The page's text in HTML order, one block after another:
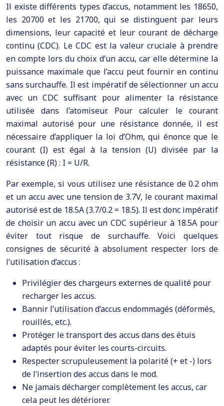
Il existe différents types d’accus, notamment les 18650,
les 20700 et les 21700, qui se distinguent par leurs
dimensions, leur capacité et leur courant de décharge
continu (CDC). Le CDC est la valeur cruciale à prendre
en compte lors du choix d’un accu, car elle détermine la
puissance maximale que l’accu peut fournir en continu
sans surchauffe. Il est impératif de sélectionner un accu
avec un CDC suffisant pour alimenter la résistance
utilisée dans l’atomiseur. Pour calculer le courant
maximal autorisé pour une résistance donnée, il est
nécessaire d’appliquer la loi d’Ohm, qui énonce que le
courant (I) est égal à la tension (U) divisée par la
résistance (R) : I = U/R.
Par exemple, si vous utilisez une résistance de 0.2 ohm
et un accu avec une tension de 3.7V, le courant maximal
autorisé est de 18.5A (3.7/0.2 = 18.5). Il est donc impératif
de choisir un accu avec un CDC supérieur à 18.5A pour
éviter tout risque de surchauffe. Voici quelques
consignes de sécurité à absolument respecter lors de
l’utilisation d’accus :
Privilégier des chargeurs externes de qualité pour
recharger les accus.
Bannir l’utilisation d’accus endommagés (déformés,
rouillés, etc.).
Protéger le transport des accus dans des étuis
adaptés pour éviter les courts-circuits.
Respecter scrupuleusement la polarité (+ et -) lors
de l’insertion des accus dans le mod.
Ne jamais décharger complètement les accus, car
cela peut les détériorer.